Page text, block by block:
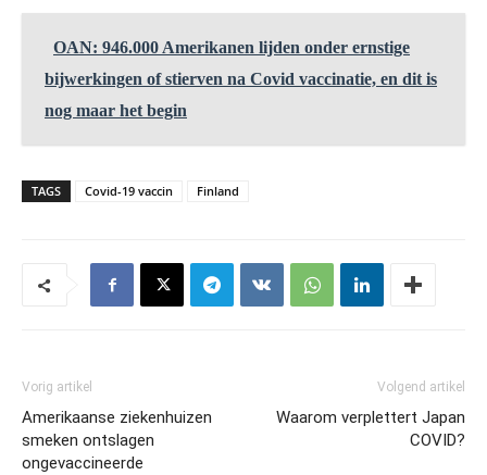
OAN: 946.000 Amerikanen lijden onder ernstige
bijwerkingen of stierven na Covid vaccinatie, en dit is
nog maar het begin
TAGS Covid-19 vaccin Finland
Vorig artikel
Amerikaanse ziekenhuizen
smeken ontslagen
ongevaccineerde
Volgend artikel
Waarom verplettert Japan
COVID?